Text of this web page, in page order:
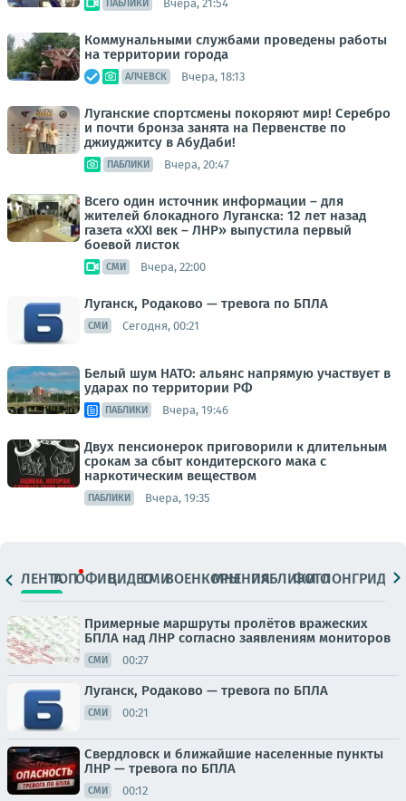
ПАБЛИКИ Вчера, 21:54
Коммунальными службами проведены работы
на территории города
АЛЧЕВСК Вчера, 18:13
Луганские спортсмены покоряют мир! Серебро
и почти бронза занята на Первенстве по
джиуджитсу в АбуДаби!
ПАБЛИКИ Вчера, 20:47
Всего один источник информации – для
жителей блокадного Луганска: 12 лет назад
газета «XXI век – ЛНР» выпустила первый
боевой листок
СМИ Вчера, 22:00
Луганск, Родаково — тревога по БПЛА
СМИ Сегодня, 00:21
Белый шум НАТО: альянс напрямую участвует в
ударах по территории РФ
ПАБЛИКИ Вчера, 19:46
Двух пенсионерок приговорили к длительным
срокам за сбыт кондитерского мака с
наркотическим веществом
ПАБЛИКИ Вчера, 19:35
ЛЕНТАТОПОФИЦ.ВИДЕОСМИВОЕНКОРЫМНЕНИЯПАБЛИКИ
ФОТОЛОНГРИДЫ
Примерные маршруты пролётов вражеских
БПЛА над ЛНР согласно заявлениям мониторов
СМИ 00:27
Луганск, Родаково — тревога по БПЛА
СМИ 00:21
Свердловск и ближайшие населенные пункты
ЛНР — тревога по БПЛА
СМИ 00:12